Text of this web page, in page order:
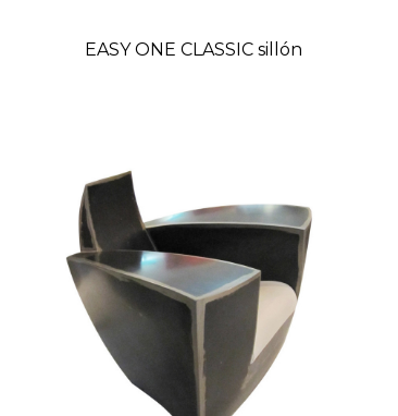
EASY ONE CLASSIC sillón